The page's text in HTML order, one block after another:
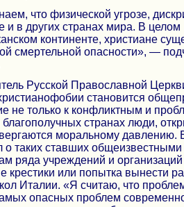
что физической угрозе,
и в других странах мира. В
континенте, христиане
смертельной опасности», —
Русской Православной
становится
не только к конфликтным и
странах люди,
моральному давлению.
о таких ставших общеизвестными
ряда учреждений и
крестики или попытка вынести
Италии. «Я считаю, что
опасных проблем